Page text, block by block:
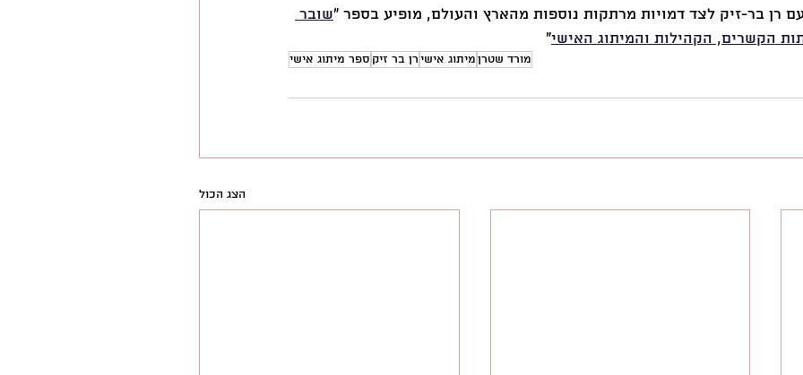
רן בר-זיק לצד דמויות מרתקות נוספות מהארץ והעולם, מופיע בספר ״שובר
הקשרים, הקהילות והמיתוג האישי״
מורד שטרןמיתוג אישירן בר זיק ספר מיתוג אישי
הצג הכול